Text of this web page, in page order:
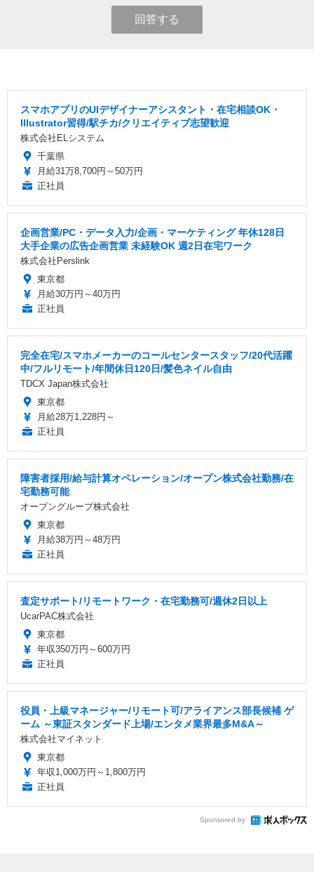
回答する
スマホアプリのUIデザイナーアシスタント・在宅相談OK・
Illustrator習得/駅チカ/クリエイティブ志望歓迎
株式会社ELシステム
千葉県
月給31万8,700円～50万円
正社員
企画営業/PC・データ入力/企画・マーケティング 年休128日
大手企業の広告企画営業 未経験OK 週2日在宅ワーク
株式会社Perslink
東京都
月給30万円～40万円
正社員
完全在宅/スマホメーカーのコールセンタースタッフ/20代活躍
中/フルリモート/年間休日120日/髪色ネイル自由
TDCX Japan株式会社
東京都
月給28万1,228円～
正社員
障害者採用/給与計算オペレーション/オープン株式会社勤務/在
宅勤務可能
オープングループ株式会社
東京都
月給38万円～48万円
正社員
査定サポート/リモートワーク・在宅勤務可/週休2日以上
UcarPAC株式会社
東京都
年収350万円～600万円
正社員
役員・上級マネージャー/リモート可/アライアンス部長候補 ゲ
ーム ～東証スタンダード上場/エンタメ業界最多M&A～
株式会社マイネット
東京都
年収1,000万円～1,800万円
正社員
Sponsored by